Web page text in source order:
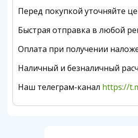
Перед покупкой уточняйте
Быстрая отправка в любой
Оплата при получении
Наличный и безналичный
Наш телеграм-канал https://